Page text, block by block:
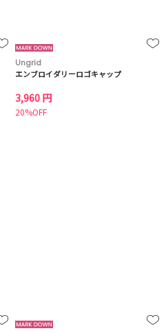
Ungrid
エンブロイダリーロゴキャップ
3,960 円
20%OFF